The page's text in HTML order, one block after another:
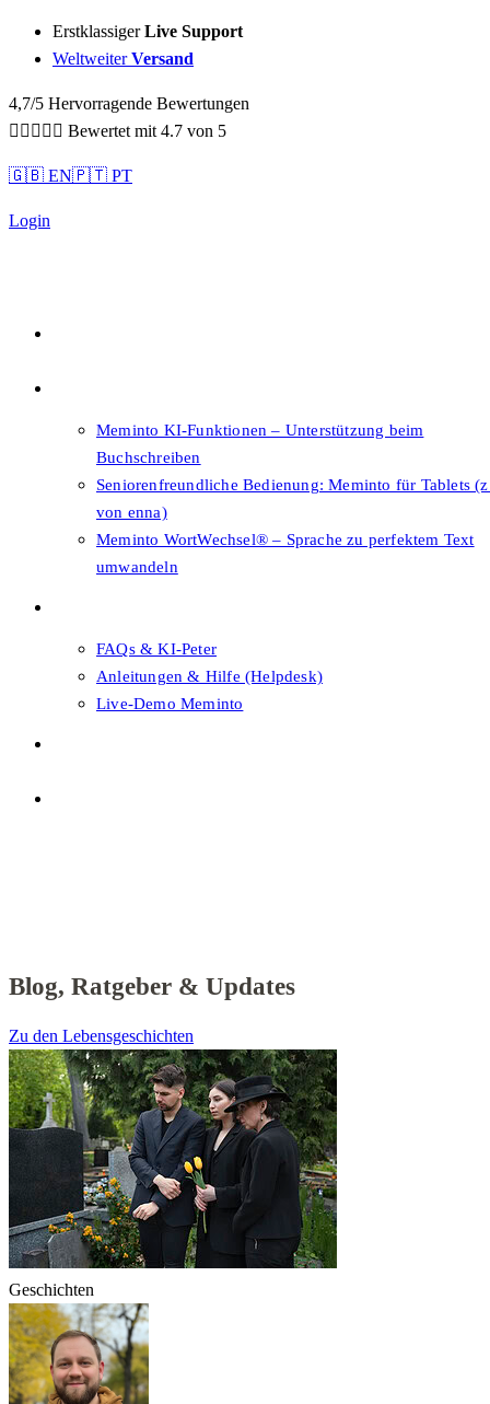
Sidebar-
Sidebar-
ErstklassigerLive Support
WeltweiterVersand
4,7/5 Hervorragende Bewertungen
     Bewertet mit 4.7 von 5
🇬🇧 EN🇵🇹 PT
Login
Meminto KI-Funktionen – Unterstützung beim
Buchschreiben
Seniorenfreundliche Bedienung: Meminto für Tablets
von enna)
Meminto WortWechsel® – Sprache zu perfektem Text
umwandeln
FAQs & KI-Peter
Anleitungen & Hilfe (Helpdesk)
Live-Demo Meminto
Blog, Ratgeber & Updates
Zu den Lebensgeschichten
Geschichten